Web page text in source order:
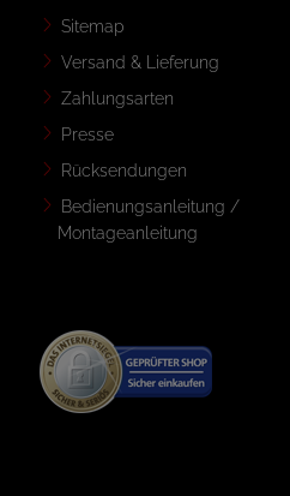
Sitemap
Versand & Lieferung
Zahlungsarten
Presse
Rücksendungen
Bedienungsanleitung /
Montageanleitung